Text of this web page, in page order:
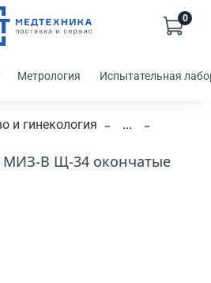
0
Метрология Испытательная
и гинекология
...
В Щ-34 окончатые